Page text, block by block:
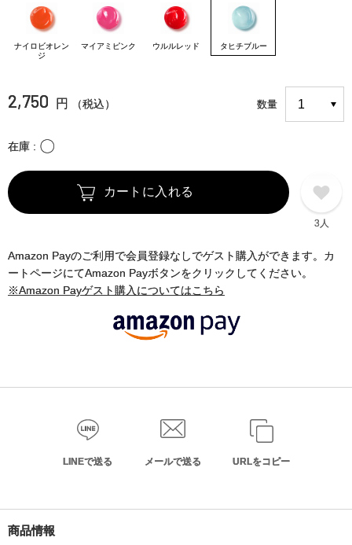
ナイロビオレン
ジ
マイアミピンク ウルルレッド タヒチブルー
2,750 円 （税込） 数量
在庫 〇
カートに入れる
3人
Amazon Payのご利用で会員登録なしでゲスト購入ができます。カ
ートページにてAmazon Payボタンをクリックしてください。
※Amazon Payゲスト購入についてはこちら
LINEで送る メールで送る URLをコピー
商品情報